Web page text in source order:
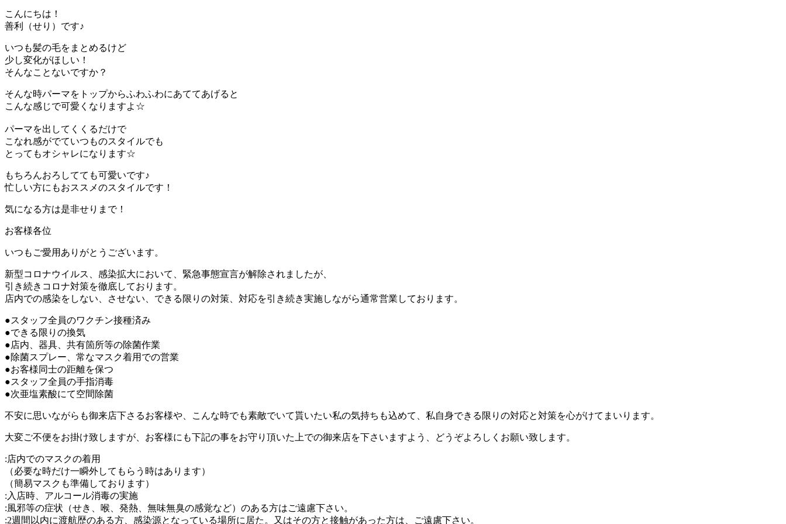
こんにちは！
善利（せり）です♪
いつも髪の毛をまとめるけど
少し変化がほしい！
そんなことないですか？
そんな時パーマをトップからふわふわにあててあげると
こんな感じで可愛くなりますよ☆
パーマを出してくくるだけで
こなれ感がでていつものスタイルでも
とってもオシャレになります☆
もちろんおろしてても可愛いです♪
忙しい方にもおススメのスタイルです！
気になる方は是非せりまで！
お客様各位
いつもご愛用ありがとうございます。
新型コロナウイルス、感染拡大において、緊急事態宣言が解除されましたが、
引き続きコロナ対策を徹底しております。
店内での感染をしない、させない、できる限りの対策、対応を引き続き実施しながら通常営業しております。
●スタッフ全員のワクチン接種済み
●できる限りの換気
●店内、器具、共有箇所等の除菌作業
●除菌スプレー、常なマスク着用での営業
●お客様同士の距離を保つ
●スタッフ全員の手指消毒
●次亜塩素酸にて空間除菌
不安に思いながらも御来店下さるお客様や、こんな時でも素敵でいて貰いたい私の気持ちも込めて、私自身できる限りの対応と対策を心がけてまいります。
大変ご不便をお掛け致しますが、お客様にも下記の事をお守り頂いた上での御来店を下さいますよう、どうぞよろしくお願い致します。
:店内でのマスクの着用
（必要な時だけ一瞬外してもらう時はあります）
（簡易マスクも準備しております）
:入店時、アルコール消毒の実施
:風邪等の症状（せき、喉、発熱、無味無臭の感覚など）のある方はご遠慮下さい。
:2週間以内に渡航歴のある方、感染源となっている場所に居た。又はその方と接触があった方は、ご遠慮下さい。